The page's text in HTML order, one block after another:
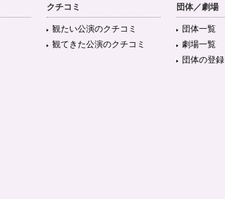
クチコミ
観たい公演のクチコミ
観てきた公演のクチコミ
団体／劇場
団体一覧
劇場一覧
団体の登録